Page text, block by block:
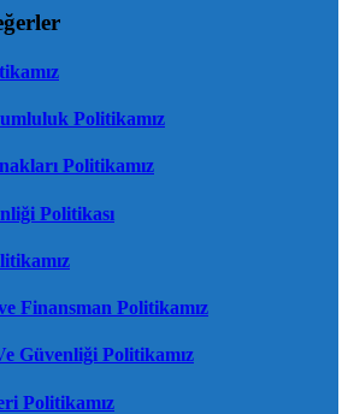
Politikamız
Politikamız
Politikası
Finansman Politikamız
Güvenliği Politikamız
Politikamız